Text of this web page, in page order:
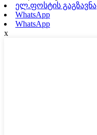
ელ.ფოსტის გაგზავნა
WhatsApp
WhatsApp
x